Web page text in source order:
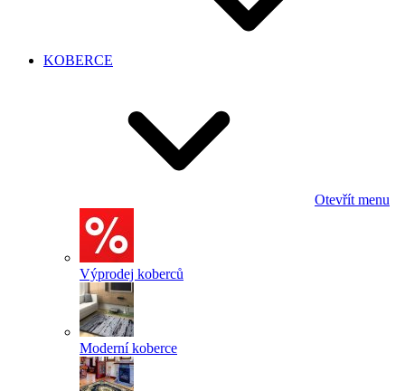
KOBERCE
Otevřít menu
Výprodej koberců
Moderní koberce